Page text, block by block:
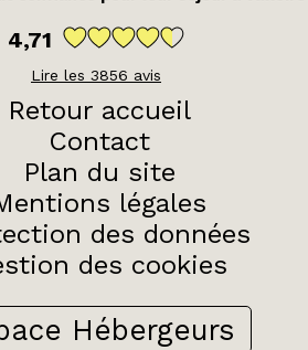
4,71
Lire les 3856 avis
Retour accueil
Contact
Plan du site
légales
des données
des cookies
Hébergeurs